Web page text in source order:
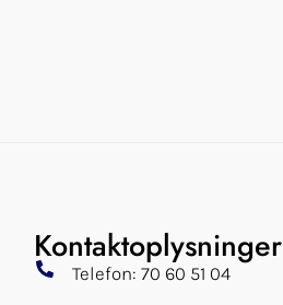
Kontaktoplysninger
Telefon: 70 60 51 04